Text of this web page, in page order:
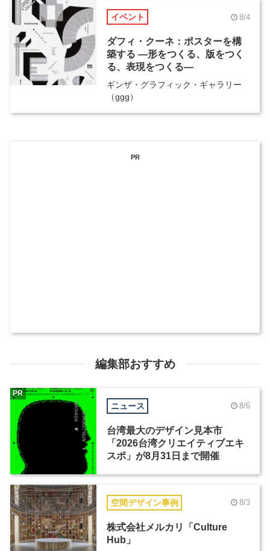
イベント 8/4
ダフィ・クーネ：ポスターを構
築する ―形をつくる、版をつく
る、表現をつくる―
ギンザ・グラフィック・ギャラリー
（ggg）
PR
編集部おすすめ
ニュース 8/6
台湾最大のデザイン見本市
「2026台湾クリエイティブエキ
スポ」が8月31日まで開催
PR
空間デザイン事例 8/3
株式会社メルカリ「Culture
Hub」